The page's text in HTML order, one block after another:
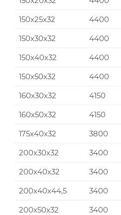
150x25x32
4400
150x30x32
4400
150x40x32
4400
150x50x32
4400
160x30x32
4150
160x50x32
4150
175x40x32
3800
200x30x32
3400
200x40x32
3400
200x40x44,5
3400
200x50x32
3400